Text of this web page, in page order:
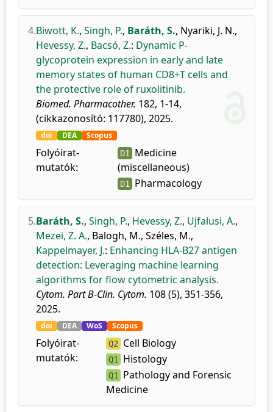
4.Biwott, K., Singh, P., Baráth, S., Nyariki, J. N.,
Hevessy, Z., Bacsó, Z.: Dynamic P-
glycoprotein expression in early and late
memory states of human CD8+T cells and
the protective role of ruxolitinib.
Biomed. Pharmacother. 182, 1-14,
(cikkazonosító: 117780), 2025.
doi DEA Scopus
Folyóirat-
mutatók:
D1 Medicine
(miscellaneous)
D1 Pharmacology
5.Baráth, S., Singh, P., Hevessy, Z., Ujfalusi, A.,
Mezei, Z. A., Balogh, M., Széles, M.,
Kappelmayer, J.: Enhancing HLA-B27 antigen
detection: Leveraging machine learning
algorithms for flow cytometric analysis.
Cytom. Part B-Clin. Cytom. 108 (5), 351-356,
2025.
doi DEA WoS Scopus
Folyóirat-
mutatók:
Q2 Cell Biology
Q1 Histology
Q1 Pathology and Forensic
Medicine